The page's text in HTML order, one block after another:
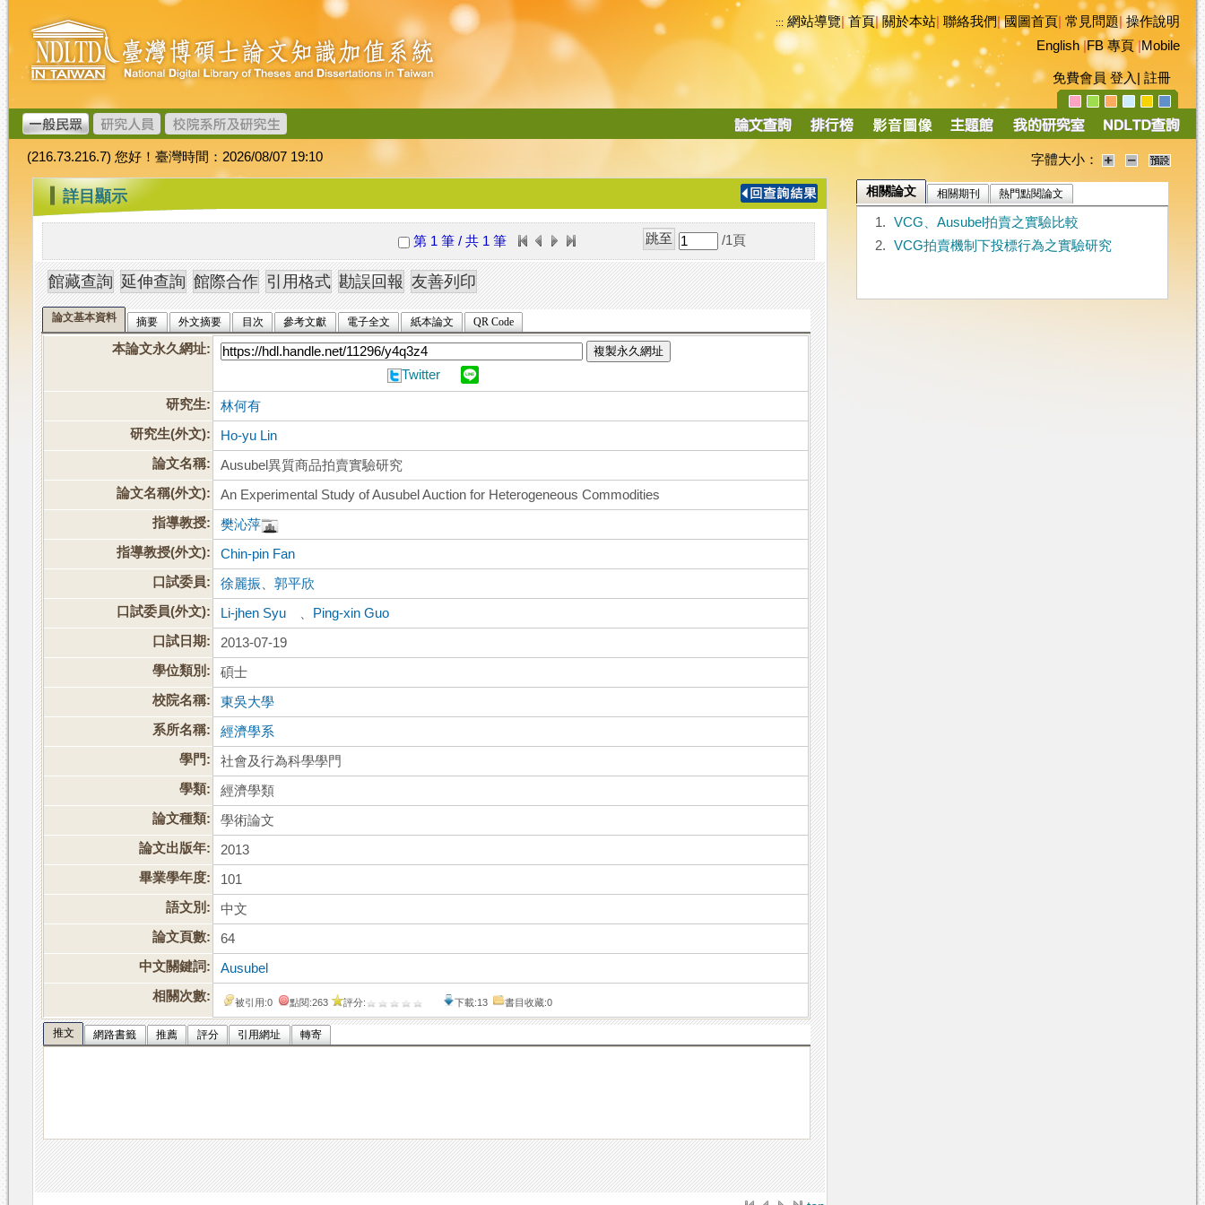
跳
到
主
要
內
容
臺
灣
博
碩
士
論
文
加
值
系
統
::: 網站導覽|首頁|關於本站 聯絡我們|國圖首頁 常見問題|操作說明
English|FB 專頁|Mobile
免費會員 登入 註冊
導
(216.73.216.7) 您好！臺灣時間：2026/08/07 19:10 字體大小：
::: 詳目顯示
第 1 筆 / 共 1 筆 /1 頁
論文基本資料 摘要 外文摘要 目次 參考文獻 電子全文 紙本論文 QR Code
本論文永久網址: 複製永久網址
Twitter
研究生:
林何有
研究生(外文):
Ho-yu Lin
論文名稱:
Ausubel異質商品拍賣實驗研究
論文名稱(外文):
An Experimental Study of Ausubel Auction for Heterogeneous Commodities
指導教授:
樊沁萍
指導教授(外文):
Chin-pin Fan
口試委員:
徐麗振 、郭平欣
口試委員(外文):
Li-jhen Syu
Ping-xin Guo
口試日期:
2013-07-19
學位類別:
碩士
校院名稱:
東吳大學
系所名稱:
經濟學系
學門:
社會及行為科學學門
學類:
經濟學類
論文種類:
學術論文
論文出版年:
2013
畢業學年度:
101
語文別:
中文
論文頁數:
64
中文關鍵詞:
Ausubel
相關次數:
被引用:0 點閱:263 評分: 下載:13 書目收藏:0
推文 網路書籤 推薦 評分 引用網址 轉寄
相關論文 相關期刊 熱門點閱論文
1.
VCG、Ausubel拍賣之實驗比較
2.
VCG拍賣機制下投標行為之實驗研究